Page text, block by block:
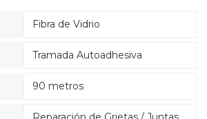
Fibra de Vidrio
Tramada Autoadhesiva
90 metros